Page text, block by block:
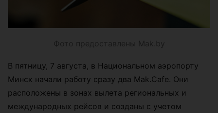
Фото предоставлены Mak.by
В пятницу, 7 августа, в Национальном аэропорту
Минск начали работу сразу два Mak.Cafe. Они
расположены в зонах вылета региональных и
международных рейсов и созданы с учетом